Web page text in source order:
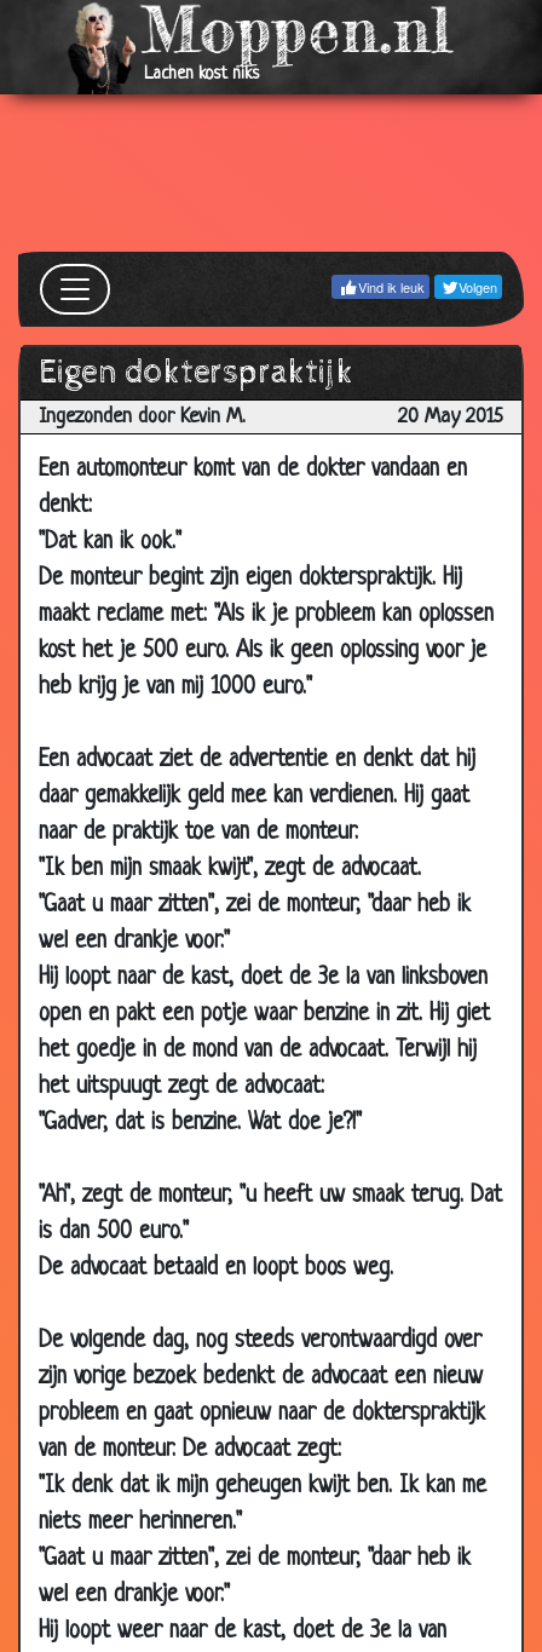
Lachen kost niks
Vind ik leuk Volgen
Eigen dokterspraktijk
Ingezonden door Kevin M. 20 May 2015
Een automonteur komt van de dokter vandaan en
denkt:
"Dat kan ik ook."
De monteur begint zijn eigen dokterspraktijk. Hij
maakt reclame met: "Als ik je probleem kan oplossen
kost het je 500 euro. Als ik geen oplossing voor je
heb krijg je van mij 1000 euro."
Een advocaat ziet de advertentie en denkt dat hij
daar gemakkelijk geld mee kan verdienen. Hij gaat
naar de praktijk toe van de monteur.
"Ik ben mijn smaak kwijt", zegt de advocaat.
"Gaat u maar zitten", zei de monteur, "daar heb ik
wel een drankje voor."
Hij loopt naar de kast, doet de 3e la van linksboven
open en pakt een potje waar benzine in zit. Hij giet
het goedje in de mond van de advocaat. Terwijl hij
het uitspuugt zegt de advocaat:
"Gadver, dat is benzine. Wat doe je?!"
"Ah", zegt de monteur, "u heeft uw smaak terug. Dat
is dan 500 euro."
De advocaat betaald en loopt boos weg.
De volgende dag, nog steeds verontwaardigd over
zijn vorige bezoek bedenkt de advocaat een nieuw
probleem en gaat opnieuw naar de dokterspraktijk
van de monteur. De advocaat zegt:
"Ik denk dat ik mijn geheugen kwijt ben. Ik kan me
niets meer herinneren."
"Gaat u maar zitten", zei de monteur, "daar heb ik
wel een drankje voor."
Hij loopt weer naar de kast, doet de 3e la van
15 Dec 2019 Pijnlijk rechterbeen
13 Oct 2019
Etenswaren
2.94
01 Oct
2019
Wormpjes 2.65
Glazen oog
24 Jul 2019 Verband eraf
1.56
03 Jul 2019
Oogarts
02 Jul 2019
Lang niet gezien.
16 Jun 2019
Julius Caesar
2.31
17 May
2019
Buikpijn
15 May
2019
Tandarts wil naar voetbalwedstrijd 2.43
09 May
2019
Moppentoppers - Top-5 Dokter
Moppen
2019
20 Apr
Bovenraampje
17 Apr 2019 André van Duin - Bij de opticien
08 Apr
Ziek geweest. 1.49
31 Mar
André van Duin - Psychiatrisch
onderzoek
30 Mar
2019
Toon Hermans - Mijn huisdokter 3.20
2019
Normaal?